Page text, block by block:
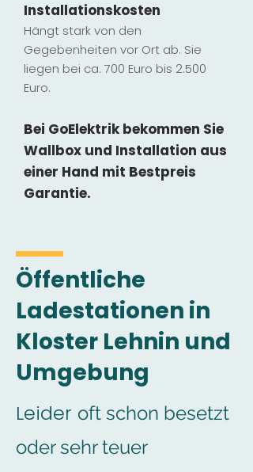
Installationskosten
Hängt stark von den
Gegebenheiten vor Ort ab. Sie
liegen bei ca. 700 Euro bis 2.500
Euro.
Bei GoElektrik bekommen Sie
Wallbox und Installation aus
einer Hand mit Bestpreis
Garantie.
Öffentliche
Ladestationen in
Kloster Lehnin und
Umgebung
Leider oft schon besetzt
oder sehr teuer